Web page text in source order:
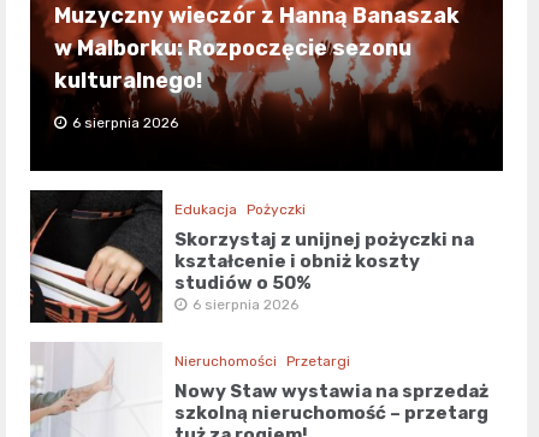
Muzyczny wieczór z Hanną Banaszak
w Malborku: Rozpoczęcie sezonu
kulturalnego!
6 sierpnia 2026
Edukacja Pożyczki
Skorzystaj z unijnej pożyczki na
kształcenie i obniż koszty
studiów o 50%
6 sierpnia 2026
Nieruchomości Przetargi
Nowy Staw wystawia na sprzedaż
szkolną nieruchomość – przetarg